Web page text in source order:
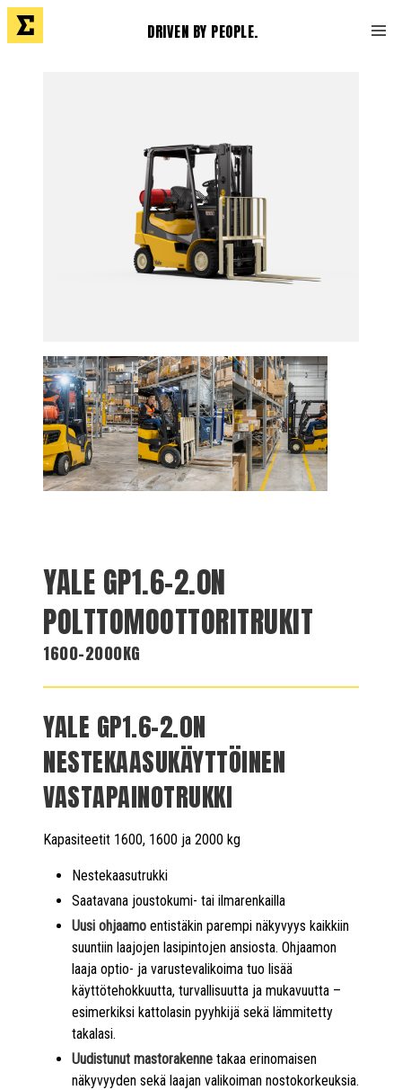
DRIVEN BY PEOPLE.
YALE GP1.6-2.0N
POLTTOMOOTTORITRUKIT
1600-2000KG
YALE GP1.6-2.0N
NESTEKAASUKÄYTTÖINEN
VASTAPAINOTRUKKI
Kapasiteetit 1600, 1600 ja 2000 kg
Nestekaasutrukki
Saatavana joustokumi- tai ilmarenkailla
Uusi ohjaamo entistäkin parempi näkyvyys kaikkiin
suuntiin laajojen lasipintojen ansiosta. Ohjaamon
laaja optio- ja varustevalikoima tuo lisää
käyttötehokkuutta, turvallisuutta ja mukavuutta –
esimerkiksi kattolasin pyyhkijä sekä lämmitetty
takalasi.
Uudistunut mastorakenne takaa erinomaisen
näkyvyyden sekä laajan valikoiman nostokorkeuksia.